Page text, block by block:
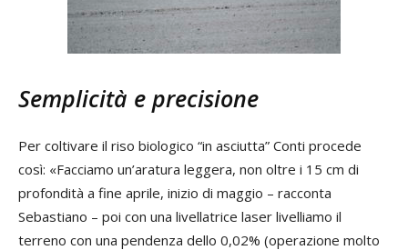
Semplicità e precisione
Per coltivare il riso biologico “in asciutta” Conti procede
così: «Facciamo un’aratura leggera, non oltre i 15 cm di
profondità a fine aprile, inizio di maggio – racconta
Sebastiano – poi con una livellatrice laser livelliamo il
terreno con una pendenza dello 0,02% (operazione molto